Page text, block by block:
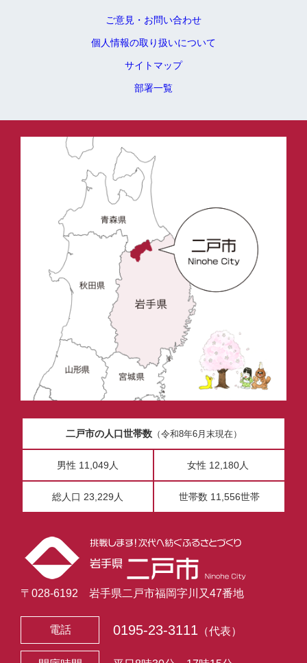
ご意見・お問い合わせ
個人情報の取り扱いについて
サイトマップ
部署一覧
二戸市の人口世帯数（令和8年6月末現在）
男性 11,049人 女性 12,180人
総人口 23,229人 世帯数 11,556世帯
〒028-6192 岩手県二戸市福岡字川又47番地
電話 0195-23-3111 （代表）